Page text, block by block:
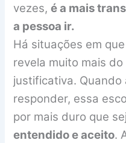
vezes,é a mais
a pessoa ir.
Há situações em
revela muito mais
justificativa. Quando
responder, essa
por mais duro que
entendido e aceito.